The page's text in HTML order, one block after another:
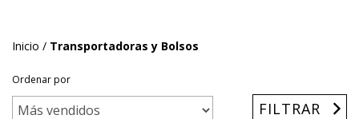
Inicio / Transportadoras y Bolsos
Ordenar por
FILTRAR